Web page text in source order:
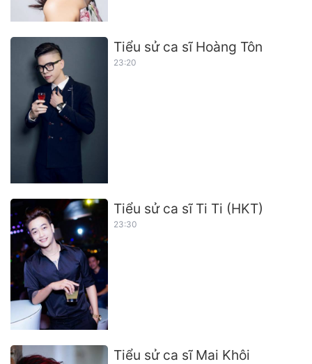
Tiểu sử ca sĩ Hoàng Tôn
23:20
Tiểu sử ca sĩ Ti Ti (HKT)
23:30
Tiểu sử ca sĩ Mai Khôi